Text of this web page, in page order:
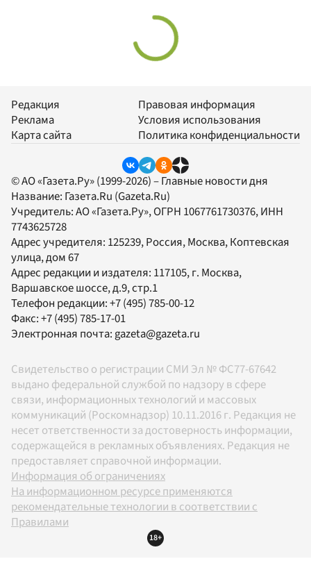
Редакция
Реклама
Карта сайта
Правовая информация
Условия использования
Политика конфиденциальности
© АО «Газета.Ру» (1999-2026) – Главные новости дня
Название: Газета.Ru (Gazeta.Ru)
Учредитель:АО «Газета.Ру», ОГРН 1067761730376, ИНН
7743625728
Адрес учредителя: 125239, Россия, Москва, Коптевская
улица, дом 67
Адрес редакции и издателя: 117105, г. Москва,
Варшавское шоссе, д.9, стр.1
Телефон редакции:+7 (495) 785-00-12
Факс:+7 (495) 785-17-01
Электронная почта:gazeta@gazeta.ru
Свидетельство о регистрации СМИ Эл № ФС77-67642
выдано федеральной службой по надзору в сфере
связи, информационных технологий и массовых
коммуникаций (Роскомнадзор) 10.11.2016 г. Редакция не
несет ответственности за достоверность информации,
содержащейся в рекламных объявлениях. Редакция не
предоставляет справочной информации.
Информация об ограничениях
На информационном ресурсе применяются
рекомендательные технологии в соответствии с
Правилами
18+